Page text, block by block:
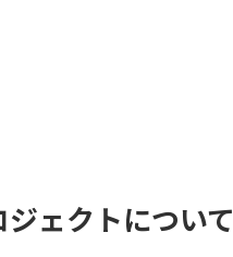
ェクトについて